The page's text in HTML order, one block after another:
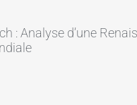
: Analyse d’une